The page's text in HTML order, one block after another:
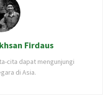
Firdaus
cita dapat mengunjungi
di Asia.